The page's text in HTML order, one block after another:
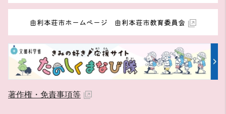
由利本荘市ホームページ 由利本荘市教育委員会
著作権・免責事項等